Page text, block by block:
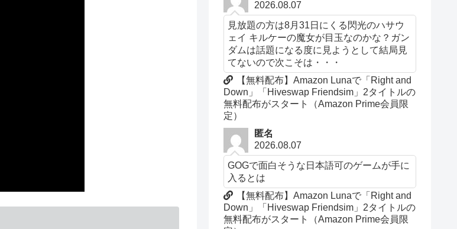
2026.08.07
見放題の方は8月31日にくる閃光のハサウ
ェイ キルケーの魔女が目玉なのかな？ガン
ダムは話題になる度に見ようとして結局見
てないので次こそは・・・
【無料配布】Amazon Lunaで「Right and
Down」「Hiveswap Friendsim」2タイトルの
無料配布がスタート（Amazon Prime会員限
定）
匿名
2026.08.07
GOGで面白そうな日本語可のゲームが手に
入るとは
【無料配布】Amazon Lunaで「Right and
Down」「Hiveswap Friendsim」2タイトルの
無料配布がスタート（Amazon Prime会員限